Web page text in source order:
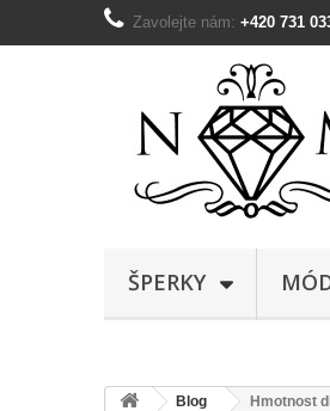
Zavolejte nám: +420 731
ŠPERKY
Blog Hmotnost